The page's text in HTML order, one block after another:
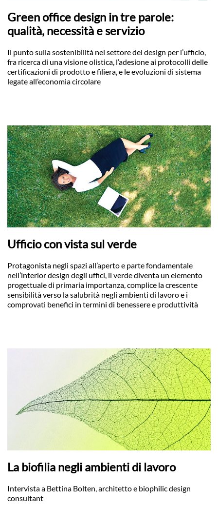
Green office design in tre parole:
qualità, necessità e servizio
Il punto sulla sostenibilità nel settore del design per l’ufficio,
fra ricerca di una visione olistica, l’adesione ai protocolli delle
certificazioni di prodotto e filiera, e le evoluzioni di sistema
legate all’economia circolare
Ufficio con vista sul verde
Protagonista negli spazi all’aperto e parte fondamentale
nell’interior design degli uffici, il verde diventa un elemento
progettuale di primaria importanza, complice la crescente
sensibilità verso la salubrità negli ambienti di lavoro e i
comprovati benefici in termini di benessere e produttività
La biofilia negli ambienti di lavoro
Intervista a Bettina Bolten, architetto e biophilic design
consultant